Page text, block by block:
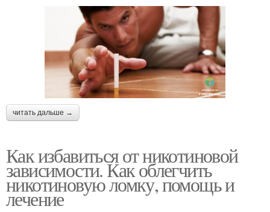
читать дальше →
Как избавиться от никотиновой
зависимости. Как облегчить
никотиновую ломку, помощь и
лечение